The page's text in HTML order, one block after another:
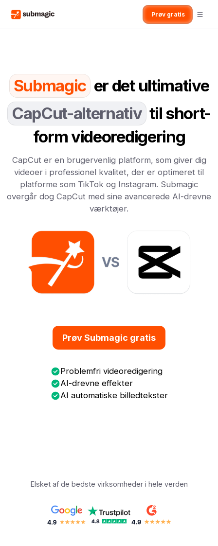
Prøv gratis
Submagic er det ultimative
CapCut-alternativ til short-
form videoredigering
CapCut er en brugervenlig platform, som giver dig
videoer i professionel kvalitet, der er optimeret til
platforme som TikTok og Instagram. Submagic
overgår dog CapCut med sine avancerede AI-drevne
værktøjer.
Prøv Submagic gratis
Problemfri videoredigering
AI-drevne effekter
AI automatiske billedtekster
Elsket af de bedste virksomheder i hele verden